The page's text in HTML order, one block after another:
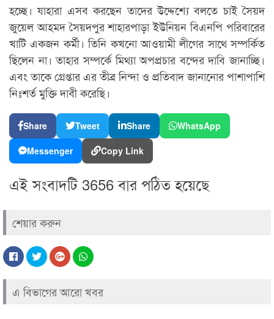
হচ্ছে। যাহারা এসব করছেন তাদের উদ্দেশ্যে বলতে চাই সৈয়দ
জুয়েল আহমদ সৈয়দপুর শাহারপাড়া ইউনিয়ন বিএনপি পরিবারের
খাটি একজন কর্মী। তিনি কখনো আওয়ামী লীগের সাথে সম্পর্কিত
ছিলেন না। তাহার সম্পর্কে মিথ্যা অপপ্রচার বন্দের দাবি জানাচ্ছি।
এবং তাকে গ্রেপ্তার এর তীব্র নিন্দা ও প্রতিবাদ জানানোর পাশাপাশি
নিঃশর্ত মুক্তি দাবী করেছি।
Share Tweet Share WhatsApp
Messenger Copy Link
এই সংবাদটি 3656 বার পঠিত হয়েছে
শেয়ার করুন
এ বিভাগের আরো খবর